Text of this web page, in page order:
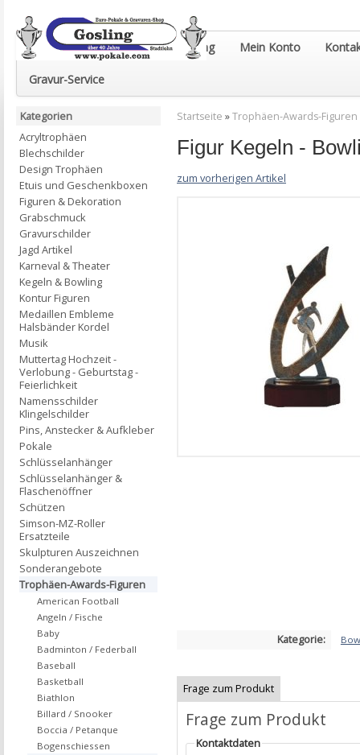
Euro-Pokale & Gravur-Shop Gosling Mein Konto
Gravur-Service
Startseite »Trophäen-Awards-Figuren
Figur Kegeln -
zum vorherigen Artikel
Kategorie:
Frage zum Produkt
Frage zum Produkt
Kontaktdaten
Kategorien
Acryltrophäen
Blechschilder
Design Trophäen
Etuis und Geschenkboxen
Figuren & Dekoration
Grabschmuck
Gravurschilder
Jagd Artikel
Karneval & Theater
Kegeln & Bowling
Kontur Figuren
Medaillen Embleme
Halsbänder Kordel
Musik
Muttertag Hochzeit -
Verlobung - Geburtstag -
Feierlichkeit
Namensschilder
Klingelschilder
Pins, Anstecker & Aufkleber
Pokale
Schlüsselanhänger
Schlüsselanhänger &
Flaschenöffner
Schützen
Simson-MZ-Roller
Ersatzteile
Skulpturen Auszeichnen
Sonderangebote
Trophäen-Awards-Figuren
American Football
Angeln / Fische
Baby
Badminton / Federball
Baseball
Basketball
Biathlon
Billard / Snooker
Boccia / Petanque
Bogenschiessen